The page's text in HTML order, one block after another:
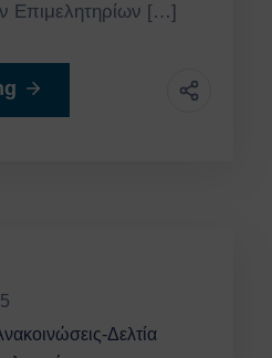
Επιμελητηρίων […]
Δελτία